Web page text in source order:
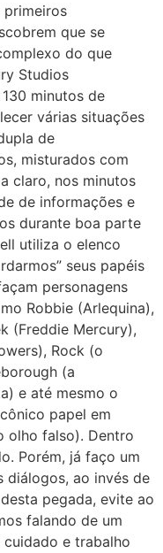
primeiros
que se
do que
Studios
minutos de
várias situações
de
misturados com
claro, nos minutos
de informações e
durante boa parte
utiliza o elenco
seus papéis
personagens
Robbie (Arlequina),
(Freddie Mercury),
Rock (o
(a
e até mesmo o
papel em
olho falso). Dentro
Porém, já faço um
diálogos, ao invés de
pegada, evite ao
falando de um
e trabalho